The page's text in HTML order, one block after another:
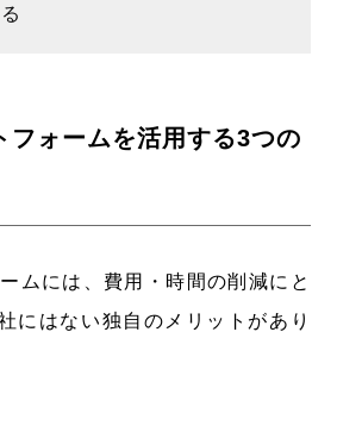
フォームを活用する3つの
ムには、費用・時間の削減にと
にはない独自のメリットがあり